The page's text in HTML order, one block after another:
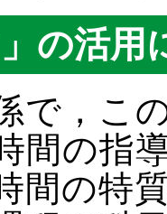
」の活用
で，こ
間の指
間の特